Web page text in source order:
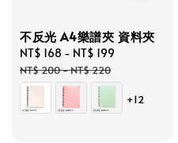
不反光 A4樂譜夾 資料夾
Sale
price
NT$ 168 - NT$ 199
NT$ 200-NT$ 220
+12